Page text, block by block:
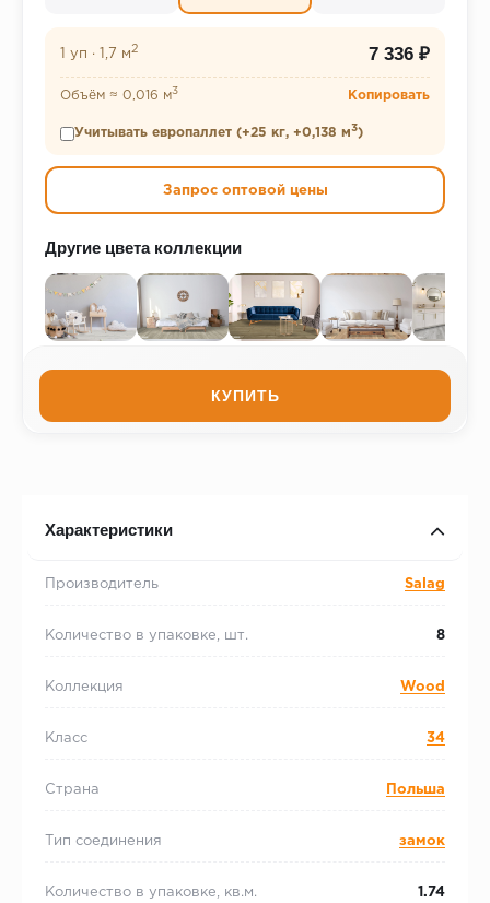
1 уп · 1,7 м 2 7 336 ₽
Объём ≈ 0,016 м3 Копировать
Учитывать европаллет (+25 кг, +0,138 м3)
Запрос оптовой цены
Другие цвета коллекции
КУПИТЬ
Характеристики
Производитель Salag
Количество в упаковке, шт. 8
Коллекция Wood
Класс 34
Страна Польша
Тип соединения замок
Количество в упаковке, кв.м. 1.74